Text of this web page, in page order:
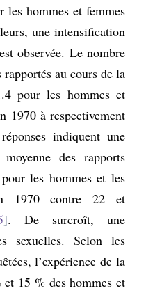
hommes et femmes
une intensification
observée. Le nombre
rapportés au cours de la
pour les hommes et
1970 à respectivement
indiquent une
des rapports
les hommes et les
1970 contre 22 et
. De surcroît, une
sexuelles. Selon les
l’expérience de la
15 % des hommes et